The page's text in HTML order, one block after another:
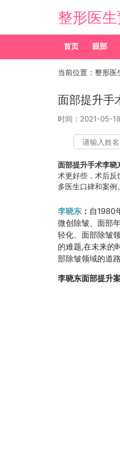
整形医
首页 眼部
当前位置： 整形医
面部提升手
时间： 2021-05-
面部提升手术李晓
术更好些，术后
多医生口碑和案例。
李晓东 ： 自1980
微创除皱、面部
轻化、面部除皱
的难题,在未来的
部除皱领域的道
李晓东面部提升